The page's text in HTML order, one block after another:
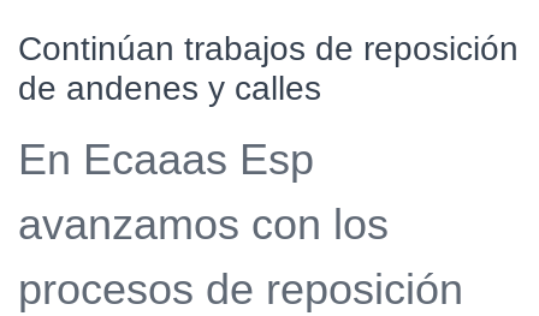
Continúan trabajos de reposición
de andenes y calles
En Ecaaas Esp
avanzamos con los
procesos de reposición